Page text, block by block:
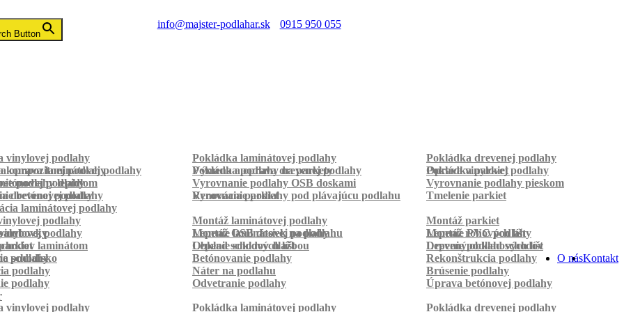
info@majster-podlahar.sk
0915 950 055
Button
vinylovej podlahy Pokládka laminátovej podlahy
Pokládka drevenej podlahy
kompozitnej podlahy Pokládka podlahy na parkety Pokládka parkiet
oprava laminátovej podlahy Výmena a oprava drevenej podlahy
Oprava vinylovej podlahy
podlahy
podlahy lepidlom Vyrovnanie podlahy OSB doskami
Vyrovnanie podlahy pieskom
betónovej podlahy Vyrovnanie podlahy pod plávajúcu podlahu
drevenej podlahy Renovácia parkiet
Tmelenie parkiet
laminátovej podlahy
podlahy Montáž laminátovej podlahy
Montáž parkiet
Montáž OSB dosiek na podlahu
Montáž rohových líšt
podlahy Lepenie laminátovej podlahy
Lepenie PVC podlahy
Lepenie soklových líšt Lepenie podlahových líšt
laminátom Obklad schodov dlažbou
Drevený obklad schodov
schodisko
podlahy Betónovanie podlahy
Rekonštrukcia podlahy
podlahy Náter na podlahu
Brúsenie podlahy
podlahy Odvetranie podlahy
Úprava betónovej podlahy
Kontakt
O nás
vinylovej podlahy Pokládka laminátovej podlahy
Pokládka drevenej podlahy